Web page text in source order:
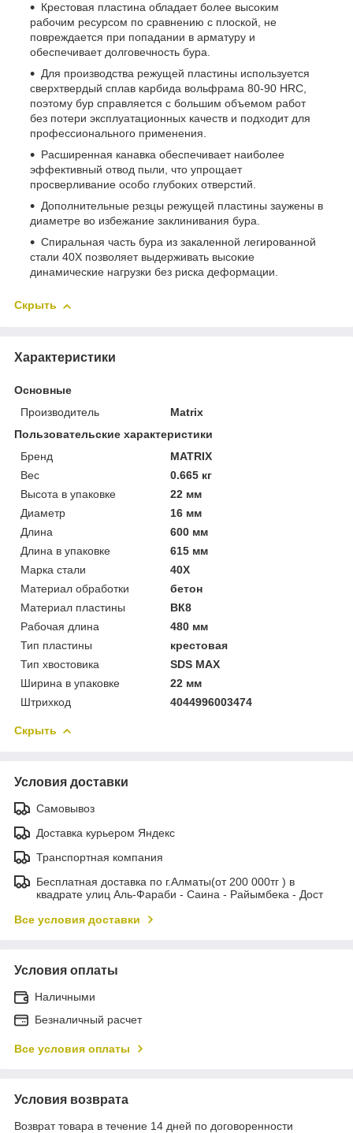
Крестовая пластина обладает более высоким
рабочим ресурсом по сравнению с плоской, не
повреждается при попадании в арматуру и
обеспечивает долговечность бура.
Для производства режущей пластины используется
сверхтвердый сплав карбида вольфрама 80-90 HRC,
поэтому бур справляется с большим объемом работ
без потери эксплуатационных качеств и подходит для
профессионального применения.
Расширенная канавка обеспечивает наиболее
эффективный отвод пыли, что упрощает
просверливание особо глубоких отверстий.
Дополнительные резцы режущей пластины заужены в
диаметре во избежание заклинивания бура.
Спиральная часть бура из закаленной легированной
стали 40Х позволяет выдерживать высокие
динамические нагрузки без риска деформации.
Скрыть
Характеристики
Основные
Производитель
Matrix
Пользовательские характеристики
Бренд
MATRIX
Вес
0.665 кг
Высота в упаковке
22 мм
Диаметр
16 мм
Длина
600 мм
Длина в упаковке
615 мм
Марка стали
40Х
Материал обработки
бетон
Материал пластины
ВК8
Рабочая длина
480 мм
Тип пластины
крестовая
Тип хвостовика
SDS MAX
Ширина в упаковке
22 мм
Штрихкод
4044996003474
Скрыть
Условия доставки
Самовывоз
Доставка курьером Яндекс
Транспортная компания
Бесплатная доставка по г.Алматы(от 200 000тг ) в
квадрате улиц Аль-Фараби - Саина - Райымбека - Дост
Все условия доставки
Условия оплаты
Наличными
Безналичный расчет
Все условия оплаты
Условия возврата
Возврат товара в течение 14 дней по договоренности